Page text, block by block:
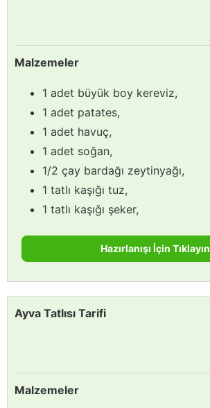
Malzemeler
1 adet büyük boy kereviz,
1 adet patates,
1 adet havuç,
1 adet soğan,
1/2 çay bardağı zeytinyağı,
1 tatlı kaşığı tuz,
1 tatlı kaşığı şeker,
Hazırlanışı İçin Tıklayın
Ayva Tatlısı Tarifi
Malzemeler